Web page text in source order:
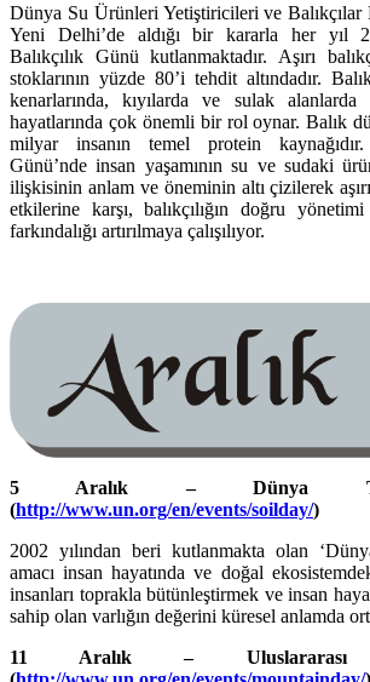
Dünya Su Ürünleri Yetiştiricileri ve Balıkçılar
Yeni Delhi’de aldığı bir kararla her yıl
Balıkçılık Günü kutlanmaktadır. Aşırı
stoklarının yüzde 80’i tehdit altındadır.
kenarlarında, kıyılarda ve sulak alanlarda
hayatlarında çok önemli bir rol oynar. Balık
milyar insanın temel protein kaynağıdır.
Günü’nde insan yaşamının su ve sudaki
ilişkisinin anlam ve öneminin altı çizilerek aşırı
etkilerine karşı, balıkçılığın doğru yönetimi
farkındalığı artırılmaya çalışılıyor.
5 Aralık – Dünya
(http://www.un.org/en/events/soilday/)
2002 yılından beri kutlanmakta olan
amacı insan hayatında ve doğal
insanları toprakla bütünleştirmek ve insan
sahip olan varlığın değerini küresel anlamda
11 Aralık –